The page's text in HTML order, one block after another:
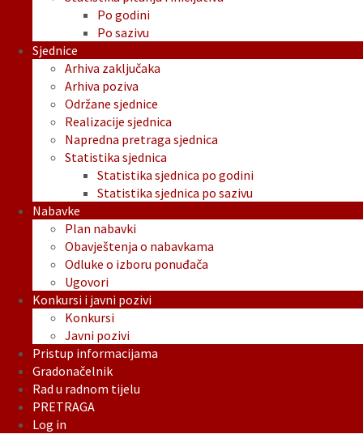
Po godini
Po sazivu
Sjednice
Arhiva zaključaka
Arhiva poziva
Održane sjednice
Realizacije sjednica
Napredna pretraga sjednica
Statistika sjednica
Statistika sjednica po godini
Statistika sjednica po sazivu
Nabavke
Plan nabavki
Obavještenja o nabavkama
Odluke o izboru ponuđača
Ugovori
Konkursi i javni pozivi
Konkursi
Javni pozivi
Pristup informacijama
Gradonačelnik
Rad u radnom tijelu
PRETRAGA
Log in